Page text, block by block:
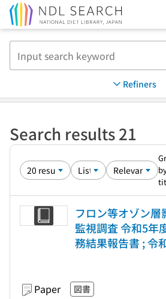
Refiners
Search results 21
フロン等オゾン
監視調査 令和5年
務結果報告書 ; 令
Paper 図書